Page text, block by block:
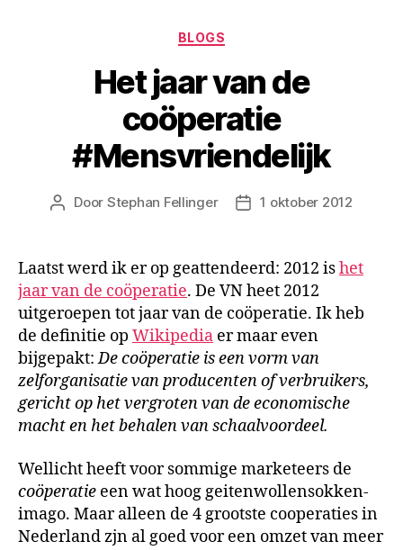
Categorieën
BLOGS
Het jaar van de
coöperatie
#Mensvriendelijk
Berichtauteur
Door Stephan Fellinger Berichtdatum
1 oktober 2012
Laatst werd ik er op geattendeerd: 2012 ishet
jaar van de coöperatie. De VN heet 2012
uitgeroepen tot jaar van de coöperatie. Ik heb
de definitie op Wikipedia er maar even
bijgepakt:De coöperatie is een vorm van
zelforganisatie van producenten of verbruikers,
gericht op het vergroten van de economische
macht en het behalen van schaalvoordeel.
Wellicht heeft voor sommige marketeers de
coöperatie een wat hoog geitenwollensokken-
imago. Maar alleen de 4 grootste cooperaties in
Nederland zjn al goed voor een omzet van meer